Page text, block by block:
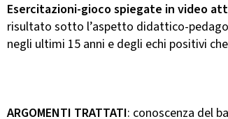
Esercitazioni-gioco spiegate in video
risultato sotto l’aspetto didattico-
negli ultimi 15 anni e degli echi positivi
ARGOMENTI TRATTATI: conoscenza del